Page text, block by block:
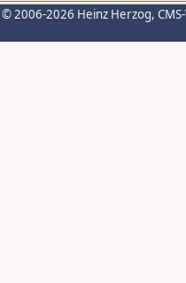
© 2006-2026 Heinz Herzog,